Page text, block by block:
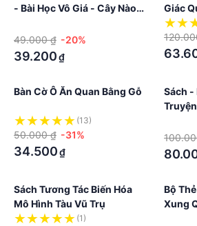
- Bài Học Vô Giá - Cây Nào
49.000 ₫ -20%
39.200₫
Giác
Bàn Cờ Ô Ăn Quan Bằng Gỗ
(13)
50.000 ₫ -31%
34.500₫
Sách -
Sách Tương Tác Biến Hóa
Mô Hình Tàu Vũ Trụ
(1)
Bộ
Xung